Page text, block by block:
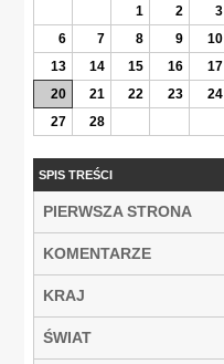
1
2 3
6
7 8 9 10
13
14 15 16 17
20
21 22 23 24
27
28
SPIS TREŚCI
PIERWSZA STRONA
KOMENTARZE
KRAJ
ŚWIAT